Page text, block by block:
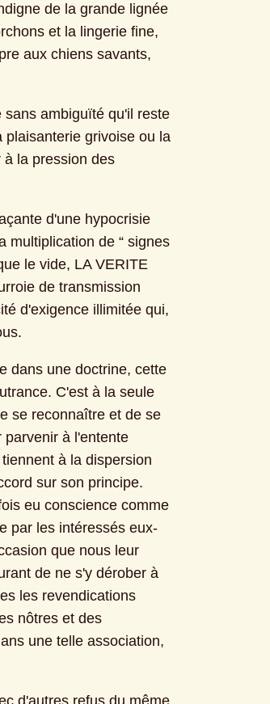
de la grande lignée
et la lingerie fine,
aux chiens savants,
sans ambiguïté qu'il reste
plaisanterie grivoise ou la
la pression des
d'une hypocrisie
de “ signes
le vide, LA VERITE
de transmission
d'exigence illimitée qui,
dans une doctrine, cette
C'est à la seule
se reconnaître et de se
à l'entente
à la dispersion
sur son principe.
eu conscience comme
par les intéressés eux-
que nous leur
de ne s'y dérober à
les revendications
nôtres et des
une telle association,